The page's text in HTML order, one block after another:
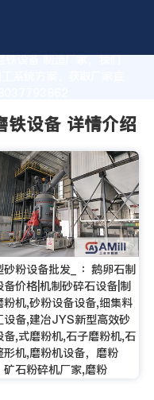
铁设备 制造厂家，我们
系统方案。获取厂家直
铁设备 详情介绍
砂粉设备批发_ ：鹅卵石制
备价格|机制砂碎石设备|制
粉机,砂粉设备设备,细集料
设备,建冶JYS新型高效砂
备,式磨粉机,石子磨粉机,石
形机,磨粉机设备，磨粉
矿石粉碎机厂家,磨粉